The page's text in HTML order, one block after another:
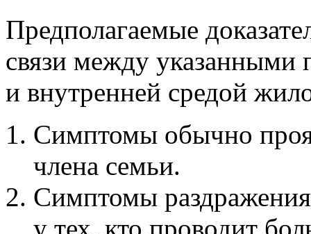
Предполагаемые
связи между указанными
и внутренней средой
Симптомы обычно
члена семьи.
Симптомы раздражения
у тех, кто проводит